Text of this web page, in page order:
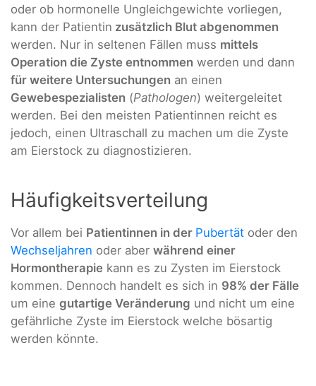
oder ob hormonelle Ungleichgewichte vorliegen,
kann der Patientin zusätzlich Blut abgenommen
werden. Nur in seltenen Fällen muss mittels
Operation die Zyste entnommen werden und dann
für weitere Untersuchungen an einen
Gewebespezialisten (Pathologen) weitergeleitet
werden. Bei den meisten Patientinnen reicht es
jedoch, einen Ultraschall zu machen um die Zyste
am Eierstock zu diagnostizieren.
Häufigkeitsverteilung
Vor allem bei Patientinnen in der Pubertät oder den
Wechseljahren oder aber während einer
Hormontherapie kann es zu Zysten im Eierstock
kommen. Dennoch handelt es sich in 98% der Fälle
um eine gutartige Veränderung und nicht um eine
gefährliche Zyste im Eierstock welche bösartig
werden könnte.